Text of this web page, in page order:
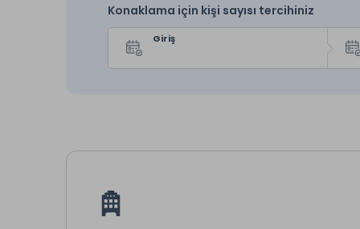
Konaklama için kişi sayısı tercihiniz
Giriş